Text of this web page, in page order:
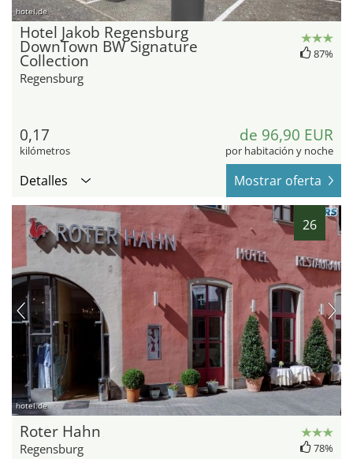
hotel.de
Hotel Jakob Regensburg
DownTown BW Signature
Collection
Regensburg
87%
0,17
kilómetros
de 96,90 EUR
por habitación y noche
Detalles Mostrar oferta
26
hotel.de
Roter Hahn
Regensburg 78%